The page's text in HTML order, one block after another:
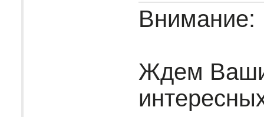
Внимание:
Ждем